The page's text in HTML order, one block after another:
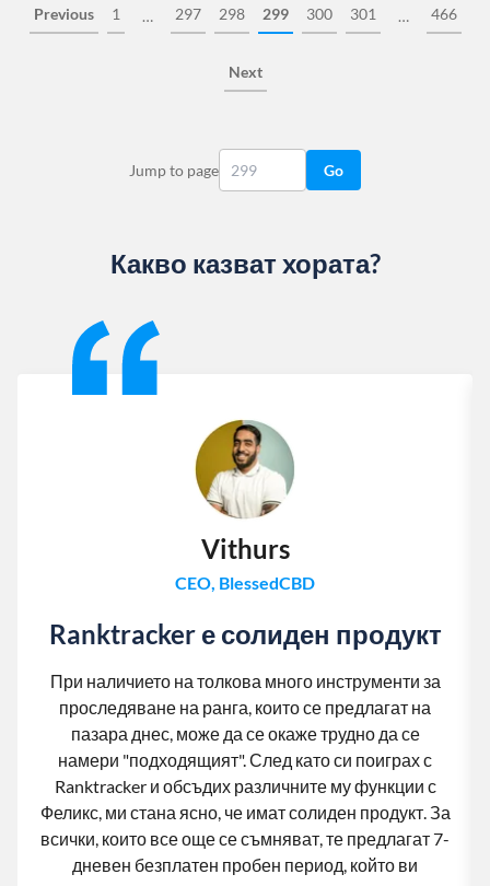
Previous 1 … 297 298 299 300 301 … 466
Next
Jump to page Go
Какво казват хората?
Vithurs
CEO, BlessedCBD
Ranktracker е солиден продукт
При наличието на толкова много инструменти за
проследяване на ранга, които се предлагат на
пазара днес, може да се окаже трудно да се
намери "подходящият". След като си поиграх с
Ranktracker и обсъдих различните му функции с
Феликс, ми стана ясно, че имат солиден продукт. За
всички, които все още се съмняват, те предлагат 7-
дневен безплатен пробен период, който ви